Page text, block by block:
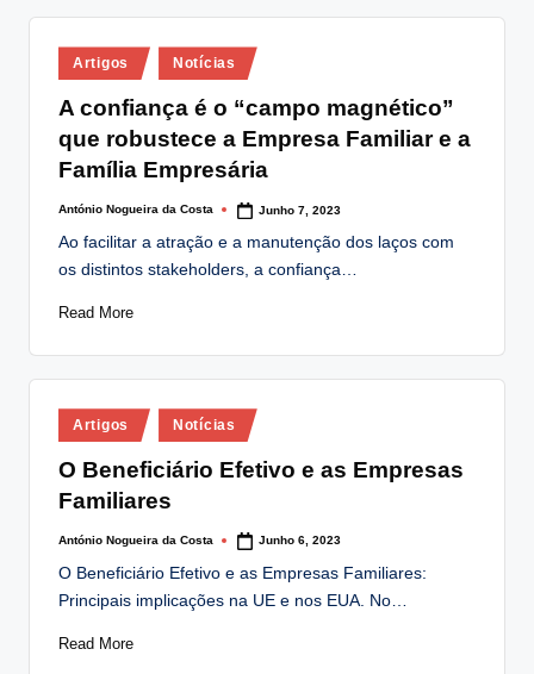
Posted
in
Artigos Notícias
A confiança é o “campo magnético”
que robustece a Empresa Familiar e a
Família Empresária
Posted
António Nogueira da Costa Junho 7, 2023
Ao facilitar a atração e a manutenção dos laços com
os distintos stakeholders, a confiança…
Read More
Posted
in
Artigos Notícias
O Beneficiário Efetivo e as Empresas
Familiares
Posted
António Nogueira da Costa Junho 6, 2023
O Beneficiário Efetivo e as Empresas Familiares:
Principais implicações na UE e nos EUA. No…
Read More